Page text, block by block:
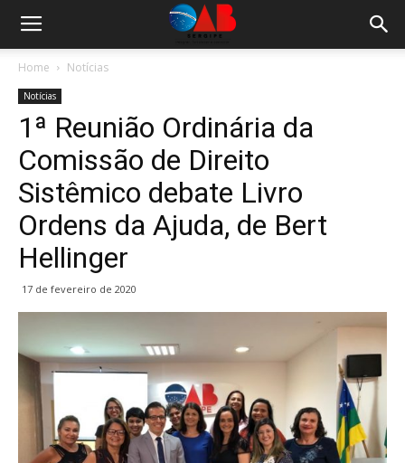
Home Notícias
Notícias
1ª Reunião Ordinária da
Comissão de Direito
Sistêmico debate Livro
Ordens da Ajuda, de Bert
Hellinger
17 de fevereiro de 2020